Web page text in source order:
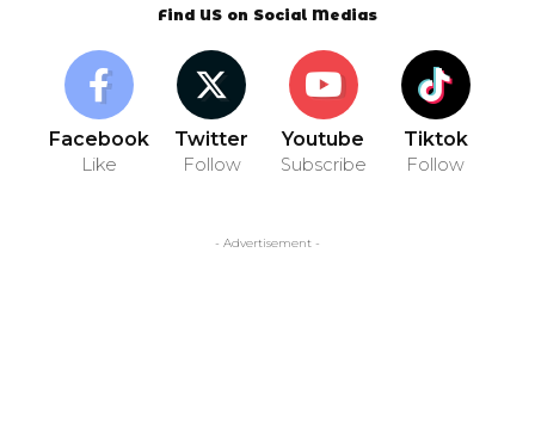
Find US on Social Medias
Facebook
Like
Twitter
Follow
Youtube
Subscribe
Tiktok
Follow
- Advertisement -